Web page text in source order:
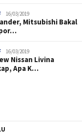
16/03/2019
Mitsubishi Bakal
16/03/2019
Nissan Livina
Apa K…